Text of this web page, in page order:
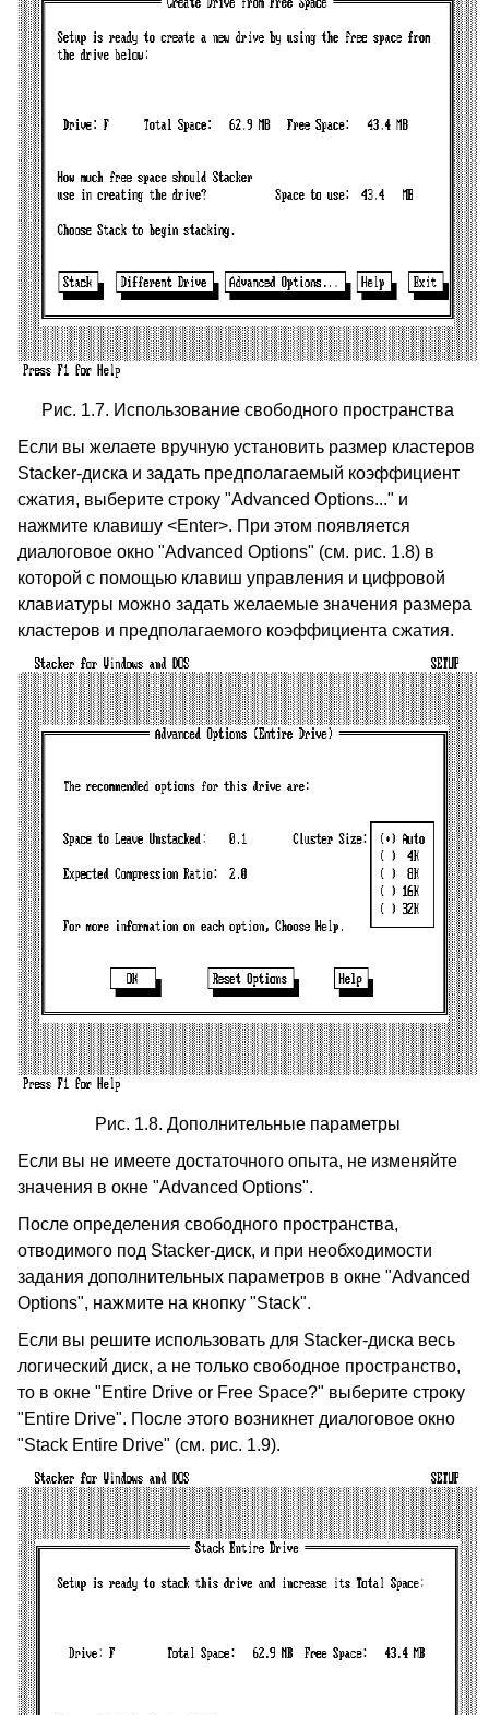
Рис. 1.7. Использование свободного пространства
Если вы желаете вручную установить размер кластеров
Stacker-диска и задать предполагаемый коэффициент
сжатия, выберите строку "Advanced Options..." и
нажмите клавишу <Enter>. При этом появляется
диалоговое окно "Advanced Options" (см. рис. 1.8) в
которой с помощью клавиш управления и цифровой
клавиатуры можно задать желаемые значения размера
кластеров и предполагаемого коэффициента сжатия.
Рис. 1.8. Дополнительные параметры
Если вы не имеете достаточного опыта, не изменяйте
значения в окне "Advanced Options".
После определения свободного пространства,
отводимого под Stacker-диск, и при необходимости
задания дополнительных параметров в окне "Advanced
Options", нажмите на кнопку "Stack".
Если вы решите использовать для Stacker-диска весь
логический диск, а не только свободное пространство,
то в окне "Entire Drive or Free Space?" выберите строку
"Entire Drive". После этого возникнет диалоговое окно
"Stack Entire Drive" (см. рис. 1.9).